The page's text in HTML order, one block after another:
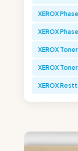
XEROX
XEROX
XEROX
XEROX
XEROX